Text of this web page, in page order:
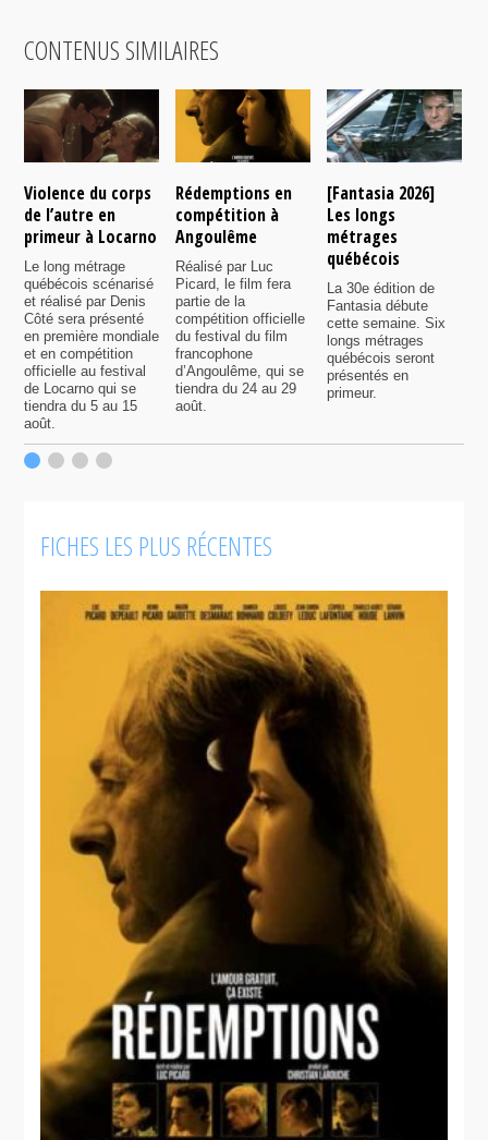
CONTENUS SIMILAIRES
Violence du corps
de l’autre en
primeur à Locarno
Le long métrage
québécois scénarisé
et réalisé par Denis
Côté sera présenté
en première mondiale
et en compétition
officielle au festival
de Locarno qui se
tiendra du 5 au 15
août.
Rédemptions en
compétition à
Angoulême
Réalisé par Luc
Picard, le film fera
partie de la
compétition officielle
du festival du film
francophone
d’Angoulême, qui se
tiendra du 24 au 29
août.
[Fantasia 2026]
Les longs
métrages
québécois
La 30e édition de
Fantasia débute
cette semaine. Six
longs métrages
québécois seront
présentés en
primeur.
FICHES LES PLUS RÉCENTES